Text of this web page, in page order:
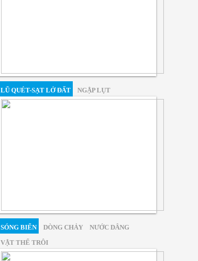
LŨ QUÉT-SẠT LỞ ĐẤT NGẬP LỤT
SÓNG BIỂN DÒNG CHẢY
NƯỚC DÂNG
VẬT THỂ TRÔI